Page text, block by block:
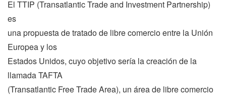
El TTIP (Transatlantic Trade and Investment Partnership)
es
una propuesta de tratado de libre comercio entre la Unión
Europeay los
Estados Unidos, cuyo objetivo sería la creación de la
llamada TAFTA
(Transatlantic Free Trade Area), un área de libre comercio